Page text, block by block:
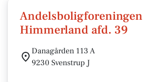
Andelsboligforeningen
Himmerland afd. 39
Danagården 113 A
9230 Svenstrup J